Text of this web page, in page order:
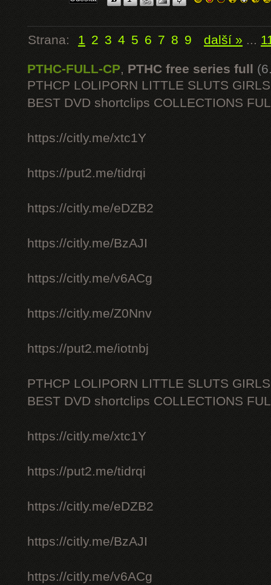
Strana: 1 2 3 4 5 6 7 8 9 další » ...
PTHC-FULL-CP, PTHC free series full
PTHCP LOLIPORN LITTLE SLUTS
BEST DVD shortclips COLLECTIONS
https://citly.me/xtc1Y
https://put2.me/tidrqi
https://citly.me/eDZB2
https://citly.me/BzAJI
https://citly.me/v6ACg
https://citly.me/Z0Nnv
https://put2.me/iotnbj
PTHCP LOLIPORN LITTLE SLUTS
BEST DVD shortclips COLLECTIONS
https://citly.me/xtc1Y
https://put2.me/tidrqi
https://citly.me/eDZB2
https://citly.me/BzAJI
https://citly.me/v6ACg